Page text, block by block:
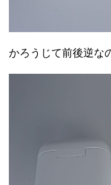
かろうじて前後逆な